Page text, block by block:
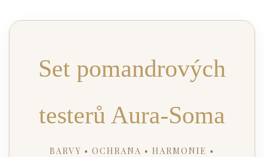
Set pomandrových
testerů Aura-Soma
BARVY • OCHRANA • HARMONIE •